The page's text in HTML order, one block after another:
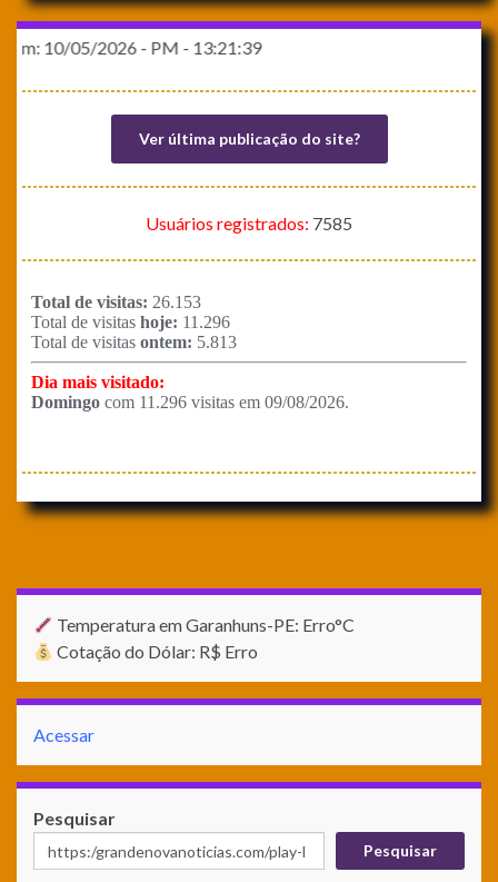
10/05/2026 - PM - 13:21:39
Ver última publicação do site?
Usuários registrados: 7585
Temperatura em Garanhuns-PE: Erro°C
Cotação do Dólar: R$ Erro
Acessar
Pesquisar
Pesquisar